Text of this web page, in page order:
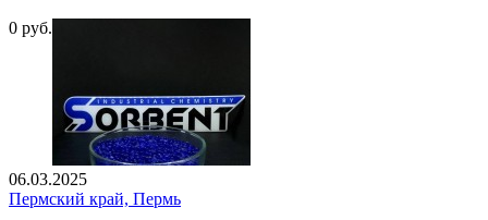
0 руб.
06.03.2025
Пермский край, Пермь